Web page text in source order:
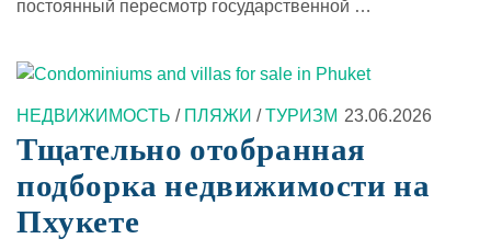
постоянный пересмотр государственной …
НЕДВИЖИМОСТЬ / ПЛЯЖИ /ТУРИЗМ 23.06.2026
Тщательно отобранная
подборка недвижимости на
Пхукете